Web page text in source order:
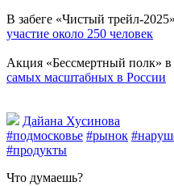
В забеге «Чистый трейл-
участие около 250 человек
Акция «Бессмертный полк» в
самых масштабных в России
Дайана Хусинова
#подмосковье #рынок
#продукты
Что думаешь?